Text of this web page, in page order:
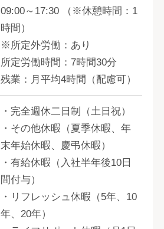
09:00～17:30 （※休憩時間：1
時間）
※所定外労働：あり
所定労働時間：7時間30分
残業：月平均4時間（配慮可）
・完全週休二日制（土日祝）
・その他休暇（夏季休暇、年
末年始休暇、慶弔休暇）
・有給休暇（入社半年後10日
間付与）
・リフレッシュ休暇（5年、10
年、20年）